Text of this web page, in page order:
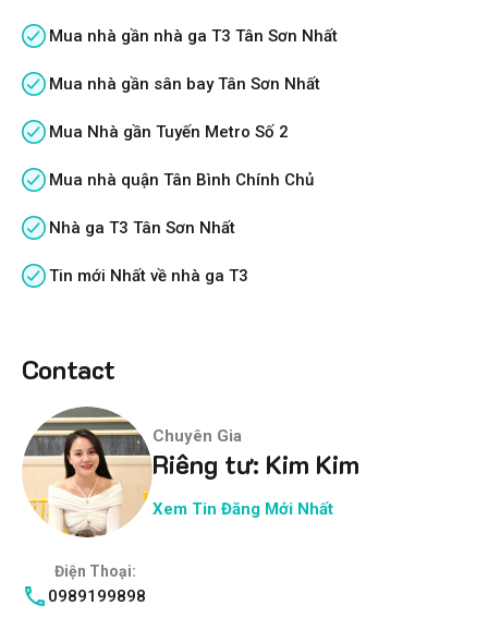
Mua nhà gần nhà ga T3 Tân Sơn Nhất
Mua nhà gần sân bay Tân Sơn Nhất
Mua Nhà gần Tuyến Metro Số 2
Mua nhà quận Tân Bình Chính Chủ
Nhà ga T3 Tân Sơn Nhất
Tin mới Nhất về nhà ga T3
Contact
Chuyên Gia
Riêng tư: Kim Kim
Xem Tin Đăng Mới Nhất
Điện Thoại:
0989199898